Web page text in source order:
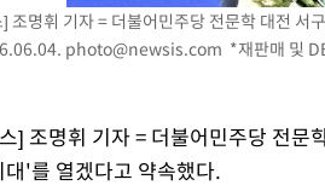
사기 혐의' 차가원 대표 구속 송치
라 식중독 원인은 멕시코산 할라피뇨"-- CDC
조명휘 기자 = 더불어민주당 전문학 대전 서
photo@newsis.com *재판매 및
] 조명휘 기자 = 더불어민주당 전문
'를 열겠다고 약속했다.